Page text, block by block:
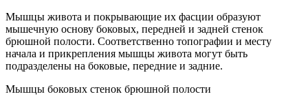
Мышцы живота и покрывающие их фасции образуют
мышечную основу боковых, передней и задней стенок
брюшной полости. Соответственно топографии и месту
начала и прикрепления мышцы живота могут быть
подразделены на боковые, передние и задние.
Мышцы боковых стенок брюшной полости